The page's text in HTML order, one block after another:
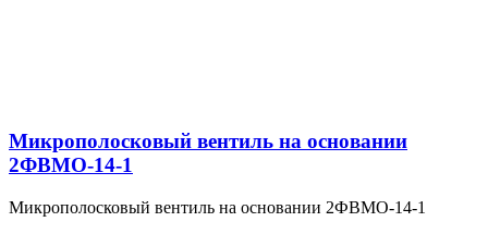
Микрополосковый вентиль на основании
2ФВМO-14-1
Микрополосковый вентиль на основании 2ФВМO-14-1